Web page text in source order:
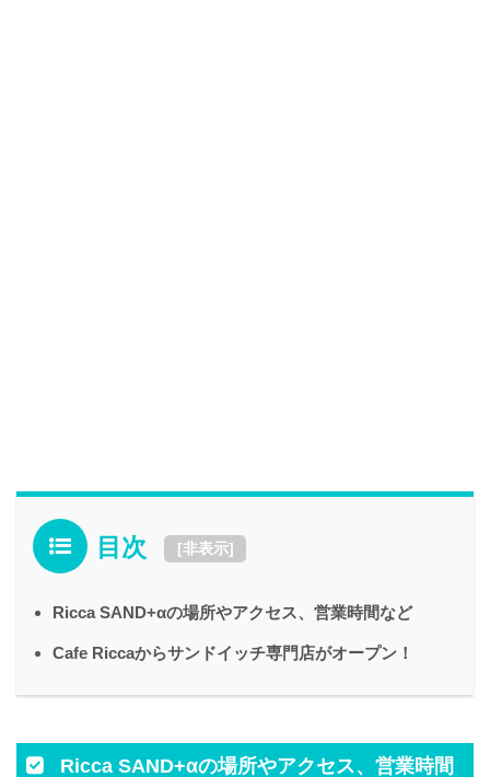
目次 [非表示]
Ricca SAND+αの場所やアクセス、営業時間など
Cafe Riccaからサンドイッチ専門店がオープン！
Ricca SAND+αの場所やアクセス、営業時間